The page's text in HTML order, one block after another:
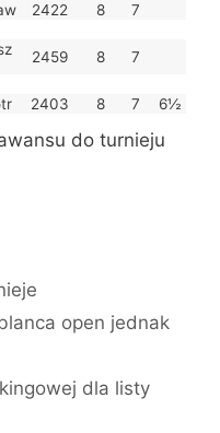
2422 8
7
2459 8
7
2403 8 7 6½
do turnieju
open jednak
dla listy